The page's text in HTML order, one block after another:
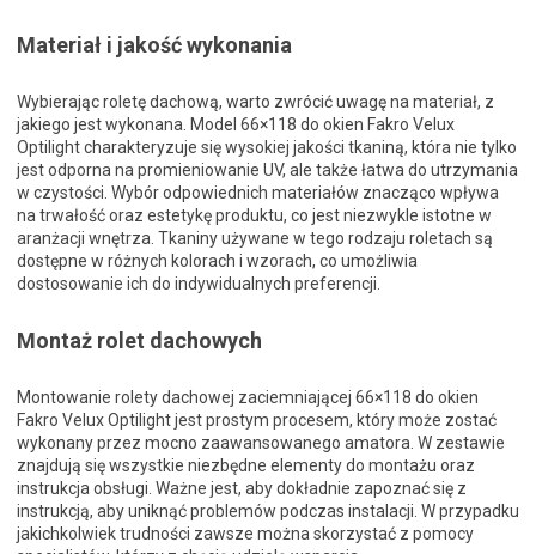
Materiał i jakość wykonania
Wybierając roletę dachową, warto zwrócić uwagę na materiał, z
jakiego jest wykonana. Model 66×118 do okien Fakro Velux
Optilight charakteryzuje się wysokiej jakości tkaniną, która nie tylko
jest odporna na promieniowanie UV, ale także łatwa do utrzymania
w czystości. Wybór odpowiednich materiałów znacząco wpływa
na trwałość oraz estetykę produktu, co jest niezwykle istotne w
aranżacji wnętrza. Tkaniny używane w tego rodzaju roletach są
dostępne w różnych kolorach i wzorach, co umożliwia
dostosowanie ich do indywidualnych preferencji.
Montaż rolet dachowych
Montowanie rolety dachowej zaciemniającej 66×118 do okien
Fakro Velux Optilight jest prostym procesem, który może zostać
wykonany przez mocno zaawansowanego amatora. W zestawie
znajdują się wszystkie niezbędne elementy do montażu oraz
instrukcja obsługi. Ważne jest, aby dokładnie zapoznać się z
instrukcją, aby uniknąć problemów podczas instalacji. W przypadku
jakichkolwiek trudności zawsze można skorzystać z pomocy